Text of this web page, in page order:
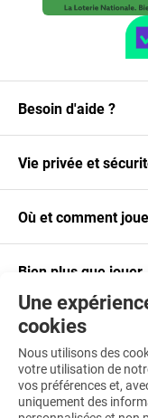
Une
cookies
Nous utilisons des
votre utilisation de
vos préférences et,
uniquement des
Besoin d'aide ?
Vie privée et
Où et comment
Bien plus que jouer